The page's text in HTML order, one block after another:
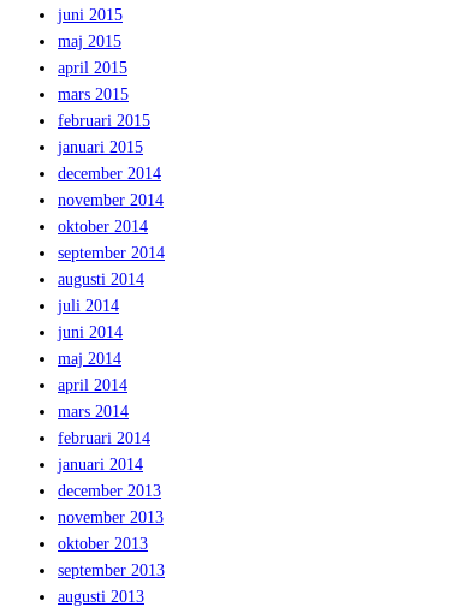
juni 2015
maj 2015
april 2015
mars 2015
februari 2015
januari 2015
december 2014
november 2014
oktober 2014
september 2014
augusti 2014
juli 2014
juni 2014
maj 2014
april 2014
mars 2014
februari 2014
januari 2014
december 2013
november 2013
oktober 2013
september 2013
augusti 2013